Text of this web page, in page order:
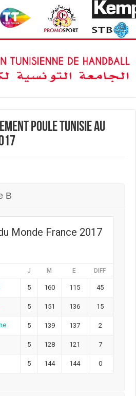
Poule Tunisie au
B
Monde France 2017
J M E DIFF
5 160 115 45
5 151 136 15
5 139 137 2
5 128 121 7
5 144 144 0